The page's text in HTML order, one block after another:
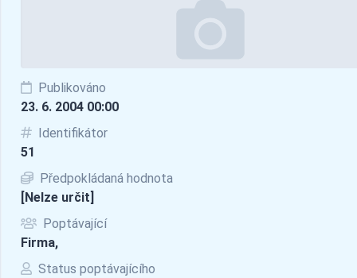
Publikováno
23. 6. 2004 00:00
Identifikátor
51
Předpokládaná hodnota
[Nelze určit]
Poptávající
Firma,
Status poptávajícího